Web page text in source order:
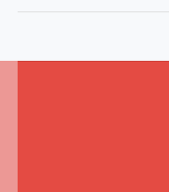
dan